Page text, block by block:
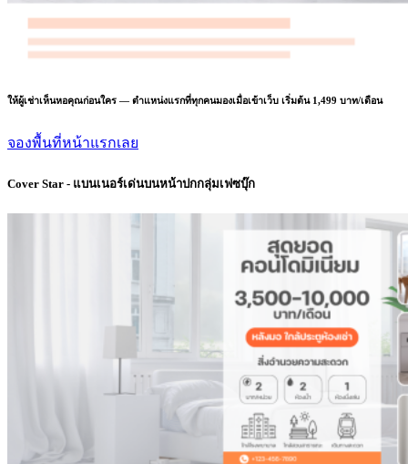
ให้ผู้เช่าเห็นหอคุณก่อนใคร — ตำแหน่งแรกที่ทุกคนมองเมื่อเข้าเว็บ เริ่มต้น 1,499 บาท/เดือน
จองพื้นที่หน้าแรกเลย
Cover Star - แบนเนอร์เด่นบนหน้าปกกลุ่มเฟซบุ๊ก